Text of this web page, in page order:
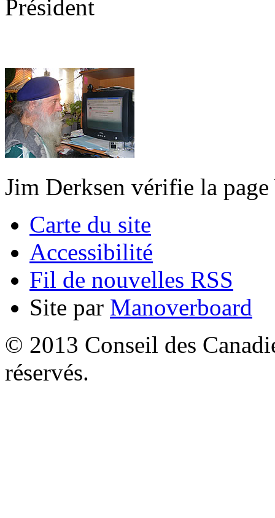
Président
Jim Derksen vérifie la
Carte du site
Accessibilité
Fil de nouvelles RSS
Site par Manoverboard
© 2013 Conseil des
réservés.